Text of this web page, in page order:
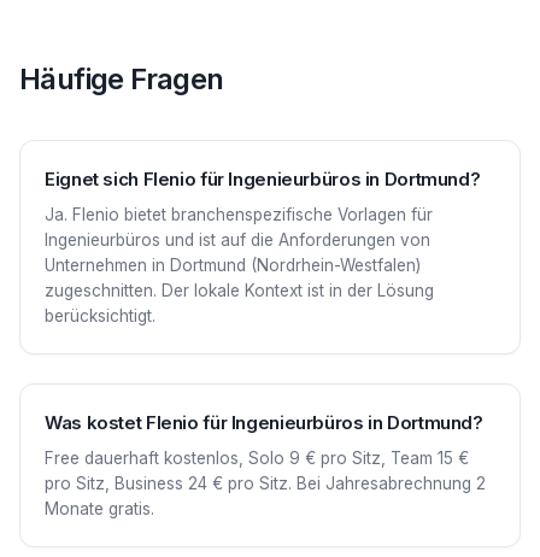
Häufige Fragen
Eignet sich Flenio für Ingenieurbüros in Dortmund?
Ja. Flenio bietet branchenspezifische Vorlagen für
Ingenieurbüros und ist auf die Anforderungen von
Unternehmen in Dortmund (Nordrhein-Westfalen)
zugeschnitten. Der lokale Kontext ist in der Lösung
berücksichtigt.
Was kostet Flenio für Ingenieurbüros in Dortmund?
Free dauerhaft kostenlos, Solo 9 € pro Sitz, Team 15 €
pro Sitz, Business 24 € pro Sitz. Bei Jahresabrechnung 2
Monate gratis.